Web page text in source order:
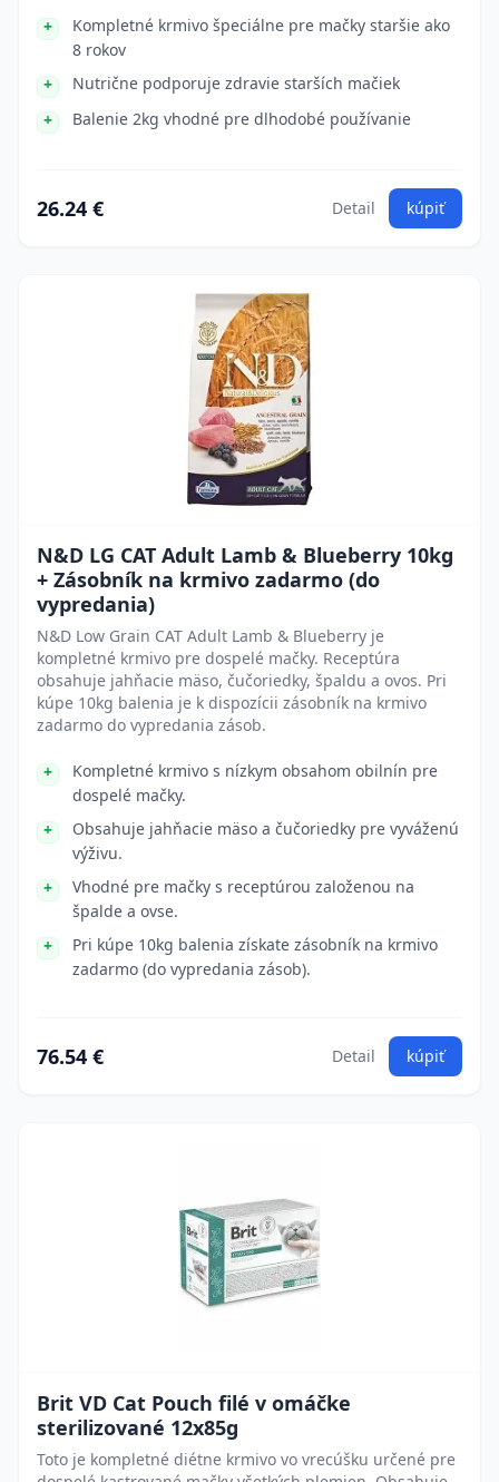
Kompletné krmivo špeciálne pre mačky staršie ako
8 rokov
Nutrične podporuje zdravie starších mačiek
Balenie 2kg vhodné pre dlhodobé používanie
26.24 € Detail kúpiť
N&D LG CAT Adult Lamb & Blueberry 10kg
+ Zásobník na krmivo zadarmo (do
vypredania)
N&D Low Grain CAT Adult Lamb & Blueberry je
kompletné krmivo pre dospelé mačky. Receptúra
obsahuje jahňacie mäso, čučoriedky, špaldu a ovos. Pri
kúpe 10kg balenia je k dispozícii zásobník na krmivo
zadarmo do vypredania zásob.
Kompletné krmivo s nízkym obsahom obilnín pre
dospelé mačky.
Obsahuje jahňacie mäso a čučoriedky pre vyváženú
výživu.
Vhodné pre mačky s receptúrou založenou na
špalde a ovse.
Pri kúpe 10kg balenia získate zásobník na krmivo
zadarmo (do vypredania zásob).
76.54 € Detail kúpiť
Brit VD Cat Pouch filé v omáčke
sterilizované 12x85g
Toto je kompletné diétne krmivo vo vrecúšku určené pre